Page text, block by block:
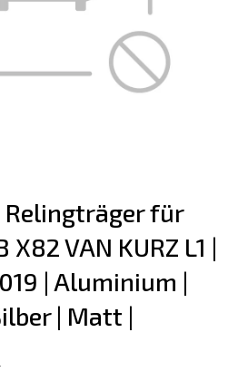
für
X82 VAN KURZ L1 |
| Aluminium |
| Matt |